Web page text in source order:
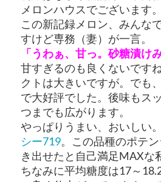
メロンハウスでございます
この新記録メロン、みんな
すけど専務（妻）が一言。
「うわぁ、甘っ。砂糖漬け
甘すぎるのも良くないです
クトは大きいですが。でも
で大好評でした。後味もス
つまでも広がります。
やっぱりうまい、おいしい。
シー719。この品種のポテ
き出せたと自己満足MAXな
ちなみに平均糖度は17～